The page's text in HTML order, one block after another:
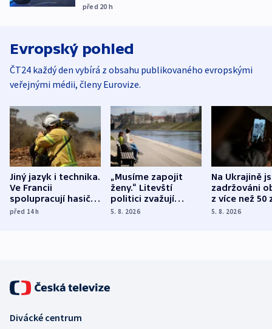
před 20 h
Evropský pohled
ČT24 každý den vybírá z obsahu publikovaného evropskými
veřejnými médii, členy Eurovize.
Jiný jazyk i technika.
Ve Francii
spolupracují hasiči z
různých zemí
před 14h
„Musíme zapojit
ženy.“ Litevští
politici zvažují
dohodu o
5. 8. 2026
Na Ukrajině
zadržováni
z více než 50
Bojovali na
5. 8. 2026
Divácké centrum